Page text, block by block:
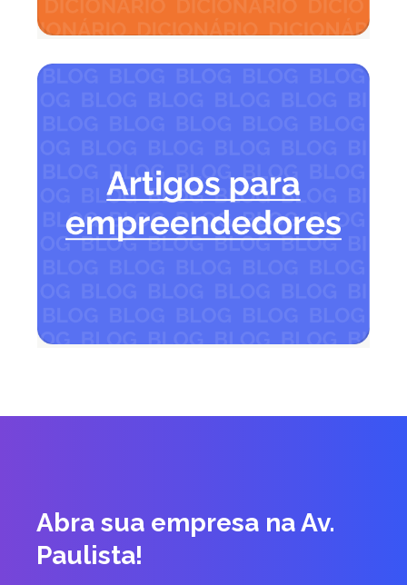
Abra sua empresa na Av.
Paulista!